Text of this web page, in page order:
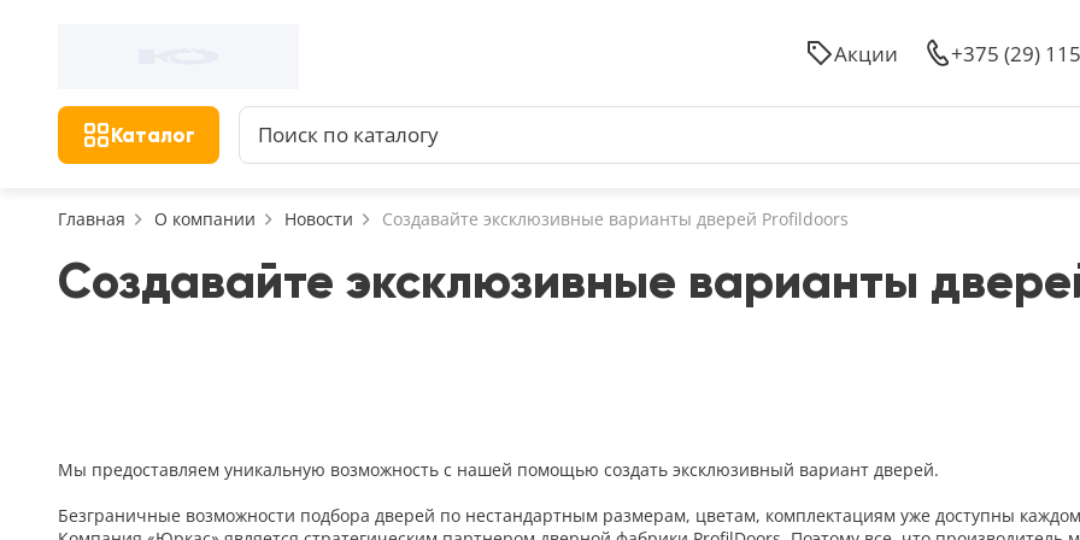
Каталог
Акции +375 (29)
Главная О компании Новости Создавайте эксклюзивные варианты дверей Profildoors
Создавайте эксклюзивные варианты
Мы предоставляем уникальную возможность с нашей помощью создать эксклюзивный вариант дверей.
Безграничные возможности подбора дверей по нестандартным размерам, цветам, комплектациям уже доступны
Цена, руб.
Назначение
В детскую
В спальню
Сбросить фильтр